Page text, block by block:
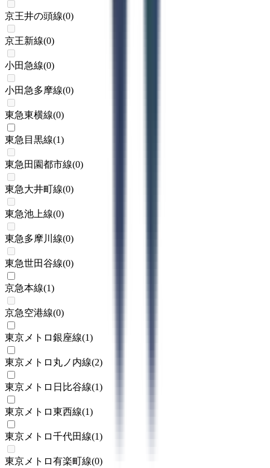
京王井の頭線(0)
京王新線(0)
小田急線(0)
小田急多摩線(0)
東急東横線(0)
東急目黒線(1)
東急田園都市線(0)
東急大井町線(0)
東急池上線(0)
東急多摩川線(0)
東急世田谷線(0)
京急本線(1)
京急空港線(0)
東京メトロ銀座線(1)
東京メトロ丸ノ内線(2)
東京メトロ日比谷線(1)
東京メトロ東西線(1)
東京メトロ千代田線(1)
東京メトロ有楽町線(0)